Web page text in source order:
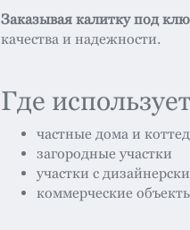
Заказывая калитку под
качества и надежности.
Где
частные дома и
загородные участки
участки с
коммерческие